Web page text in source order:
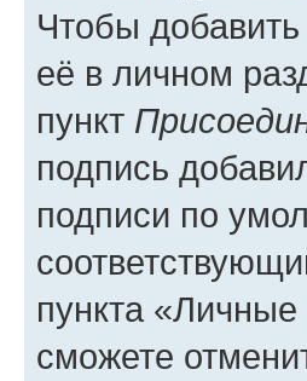
Чтобы
её в личном
пункт
подпись
подписи по
пункта
сможете